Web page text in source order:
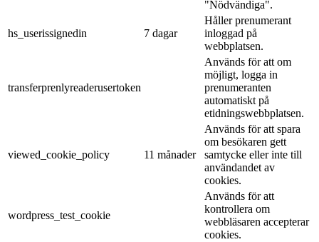
"Nödvändiga".
hs_userissignedin 7 dagar
Håller prenumerant
inloggad på
webbplatsen.
transferprenlyreaderusertoken
Används för att om
möjligt, logga in
prenumeranten
automatiskt på
etidningswebbplatsen.
viewed_cookie_policy 11 månader
Används för att spara
om besökaren gett
samtycke eller inte till
användandet av
cookies.
wordpress_test_cookie
Används för att
kontrollera om
webbläsaren accepterar
cookies.